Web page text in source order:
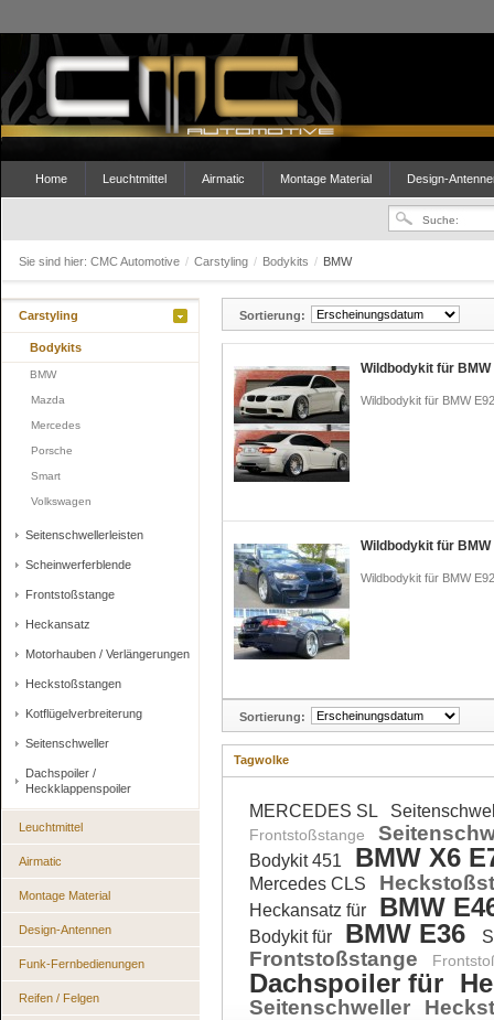
Home Leuchtmittel Airmatic Montage Material Design-
Sie sind hier: CMC Automotive / Carstyling / Bodykits / BMW
Carstyling
Bodykits
BMW
Mazda
Mercedes
Porsche
Smart
Volkswagen
Seitenschwellerleisten
Scheinwerferblende
Frontstoßstange
Heckansatz
Motorhauben / Verlängerungen
Heckstoßstangen
Kotflügelverbreiterung
Seitenschweller
Dachspoiler /
Heckklappenspoiler
Leuchtmittel
Airmatic
Montage Material
Design-Antennen
Funk-Fernbedienungen
Reifen / Felgen
Sortierung:
Wildbodykit für
Wildbodykit für BMW
Wildbodykit für
Wildbodykit für BMW
Sortierung:
Tagwolke
MERCEDES SL
Frontstoßstange
Bodykit 451 BMW X6
Mercedes CLS
Heckansatz für BMW
Bodykit für BMW E36
Frontstoßstange
Dachspoiler für
Seitenschweller